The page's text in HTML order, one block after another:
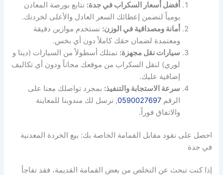
أفضل أسعار السكراب في جدة: نتابع بورصة المعادن
يومياً لنضمن إعطائك السعر العادل والأعلى لخردتك.
أمانة ومصداقية في الوزن: نستخدم موازين دقيقة
ومعتمدة لضمان حقك كاملاً دون أي بخس.
سيارات نقل مجهزة: نمتلك أسطولاً من السيارات (دينا و
لوري) لنقل السكراب من موقعك مجاناً ودون أي تكاليف
إضافية عليك.
سرعة الاستجابة والتنفيذ: بمجرد تواصلك معنا على
الرقم0590027697, نرسل لك مندوبنا للمعاينة
والاتفاق فوراً.
احصل على نقود مقابل القمامة الخاصة بك: بيع الخردة المعدنية
في جدة
إذا كنت تبحث عن التخلص من بعض القمامة القديمة، فقد تفاجأ